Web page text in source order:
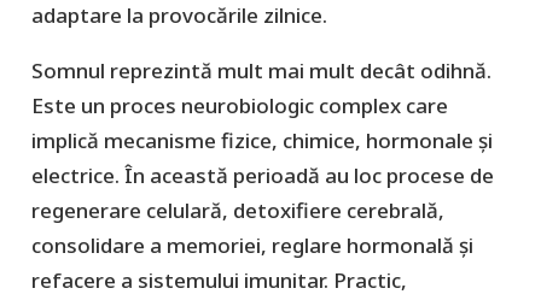
adaptare la provocările zilnice.
Somnul reprezintă mult mai mult decât odihnă.
Este un proces neurobiologic complex care
implică mecanisme fizice, chimice, hormonale și
electrice. În această perioadă au loc procese de
regenerare celulară, detoxifiere cerebrală,
consolidare a memoriei, reglare hormonală și
refacere a sistemului imunitar. Practic,